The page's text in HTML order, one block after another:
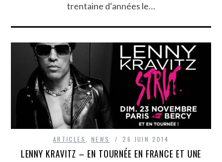
trentaine d‘années le…
ARTICLES NEWS 26 JUIN 2014
LENNY KRAVITZ – EN TOURNÉE EN FRANCE ET UNE